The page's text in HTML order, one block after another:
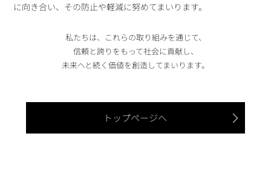
に向き合い、その防止や軽減に努めてまいります。
私たちは、これらの取り組みを通じて、
信頼と誇りをもって社会に貢献し、
未来へと続く価値を創造してまいります。
トップページへ